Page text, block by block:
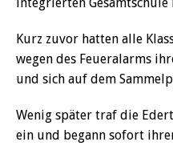
Kurz zuvor hatten alle
wegen des Feueralarms
und sich auf dem
Wenig später traf die
ein und begann sofort